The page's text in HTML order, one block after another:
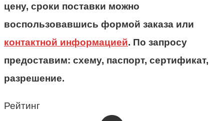
цену, сроки поставки можно
воспользовавшись формой заказа или
контактной информацией. По запросу
предоставим: схему, паспорт, сертификат,
разрешение.
Рейтинг